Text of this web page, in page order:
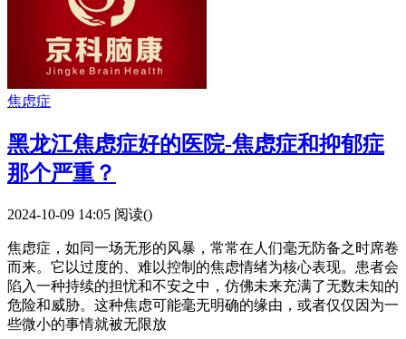
焦虑症
黑龙江焦虑症好的医院-焦虑症和抑郁症
那个严重？
2024-10-09 14:05 阅读()
焦虑症，如同一场无形的风暴，常常在人们毫无防备之时席卷
而来。它以过度的、难以控制的焦虑情绪为核心表现。患者会
陷入一种持续的担忧和不安之中，仿佛未来充满了无数未知的
危险和威胁。这种焦虑可能毫无明确的缘由，或者仅仅因为一
些微小的事情就被无限放